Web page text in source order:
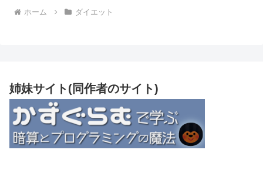
ホーム ダイエット
姉妹サイト(同作者のサイト)